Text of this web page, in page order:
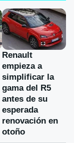
Renault
empieza a
simplificar la
gama del R5
antes de su
esperada
renovación en
otoño